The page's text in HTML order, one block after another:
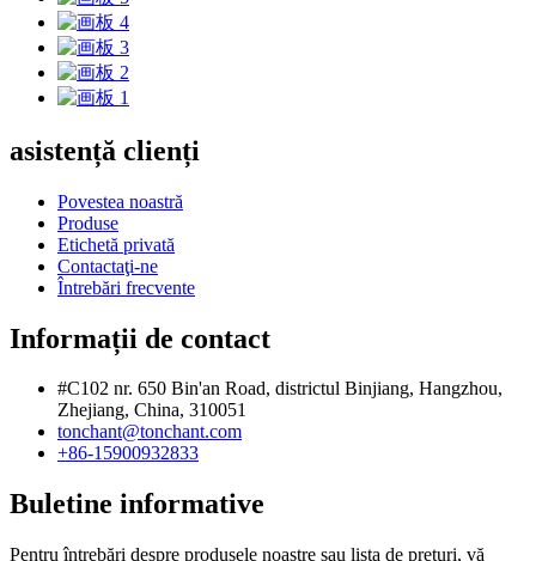
asistență clienți
Povestea noastră
Produse
Etichetă privată
Contactaţi-ne
Întrebări frecvente
Informații de contact
#C102 nr. 650 Bin'an Road, districtul Binjiang, Hangzhou,
Zhejiang, China, 310051
tonchant@tonchant.com
+86-15900932833
Buletine informative
Pentru întrebări despre produsele noastre sau lista de prețuri, vă